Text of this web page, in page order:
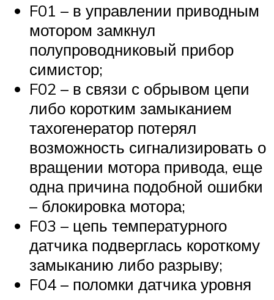
F01 – в управлении приводным
мотором замкнул
полупроводниковый прибор
симистор;
F02 – в связи с обрывом цепи
либо коротким замыканием
тахогенератор потерял
возможность сигнализировать о
вращении мотора привода, еще
одна причина подобной ошибки
– блокировка мотора;
F03 – цепь температурного
датчика подверглась короткому
замыканию либо разрыву;
F04 – поломки датчика уровня